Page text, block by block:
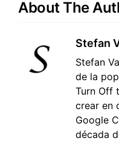
About The
Stefan
Stefan
de la
Turn Off
crear en
Google
década